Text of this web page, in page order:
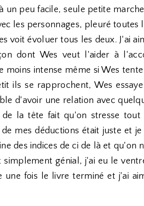
un peu facile, seule petite
les personnages, pleuré toutes
voit évoluer tous les deux. J'ai
dont Wes veut l'aider à
moins intense même si Wes
ils se rapprochent, Wes
d'avoir une relation avec
la tête fait qu'on stresse
mes déductions était juste et
des indices de ci de là et qu'on
simplement génial, j'ai eu le
une fois le livre terminé et j'ai